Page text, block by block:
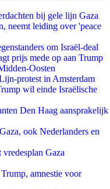
bij gele lijn Gaza
neemt leiding over 'peace
om Israël-deal
prijs mede op aan Trump
Oosten
protest in Amsterdam
wil einde Israëlische
Den Haag aansprakelijk
ook Nederlanders en
Gaza
amnestie voor